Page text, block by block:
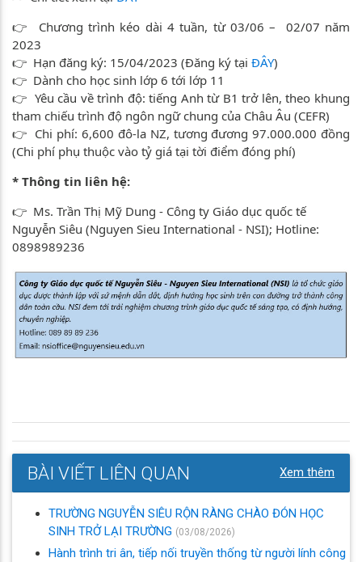
👉 Chương trình kéo dài 4 tuần, từ 03/06 – 02/07 năm
2023
👉 Hạn đăng ký: 15/04/2023 (Đăng ký tại ĐÂY)
👉 Dành cho học sinh lớp 6 tới lớp 11
👉 Yêu cầu về trình độ: tiếng Anh từ B1 trở lên, theo khung
tham chiếu trình độ ngôn ngữ chung của Châu Âu (CEFR)
👉 Chi phí: 6,600 đô-la NZ, tương đương 97.000.000 đồng
(Chi phí phụ thuộc vào tỷ giá tại tời điểm đóng phí)
* Thông tin liên hệ:
👉 Ms. Trần Thị Mỹ Dung - Công ty Giáo dục quốc tế
Nguyễn Siêu (Nguyen Sieu International - NSI); Hotline:
0898989236
BÀI VIẾT LIÊN QUAN Xem thêm
TRƯỜNG NGUYỄN SIÊU RỘN RÀNG CHÀO ĐÓN HỌC
SINH TRỞ LẠI TRƯỜNG (03/08/2026)
Hành trình tri ân, tiếp nối truyền thống từ người lính công